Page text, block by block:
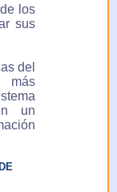
los
sus
del
un